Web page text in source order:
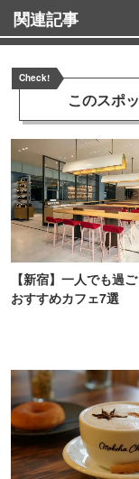
関連記事
Check!
このスポ
【新宿】一人でも過
おすすめカフェ7選